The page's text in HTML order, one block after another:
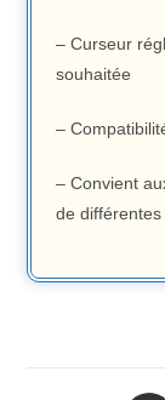
– Curseur
souhaitée
–
– Convient
de différentes